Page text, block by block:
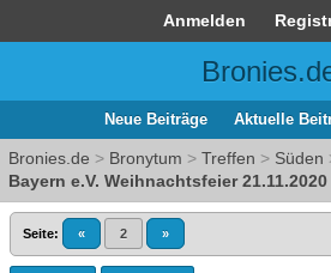
Anmelden
Neue Beiträge Aktuelle
Bronies.de > Bronytum > Treffen > Süden
Bayern e.V. Weihnachtsfeier
Seite: « 2 »